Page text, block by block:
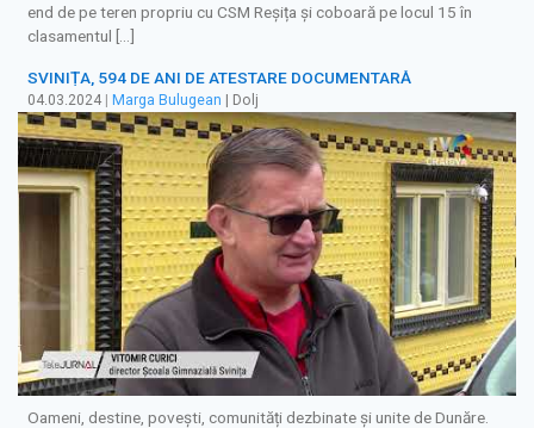
end de pe teren propriu cu CSM Reșița și coboară pe locul 15 în
clasamentul […]
SVINIȚA, 594 DE ANI DE ATESTARE DOCUMENTARĂ
04.03.2024 | Marga Bulugean | Dolj
Oameni, destine, povești, comunități dezbinate și unite de Dunăre.